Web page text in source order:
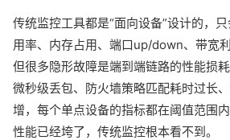
传统监控工具都是“面向设备”设计的，
用率、内存占用、端口up/down、带宽
但很多隐形故障是端到端链路的性能损
微秒级丢包、防火墙策略匹配耗时过长
增，每个单点设备的指标都在阈值范围
性能已经垮了，传统监控根本看不到。